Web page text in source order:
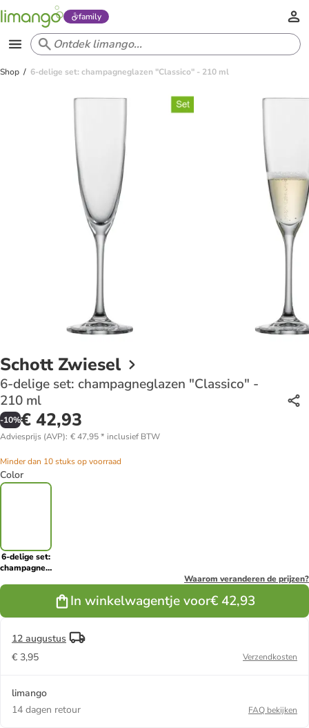
family
Shop 6-delige set: champagneglazen "Classico" - 210 ml
Schott Zwiesel
6-delige set: champagneglazen "Classico" -
210 ml
-10%€ 42,93
Adviesprijs (AVP): € 47,95* inclusief BTW
Minder dan 10 stuks op voorraad
Color
6-delige set:
champagneglazen
Waarom veranderen de prijzen?
In winkelwagentje voor€ 42,93
12 augustus
€ 3,95
Verzendkosten
limango
14 dagen retour
FAQ bekijken